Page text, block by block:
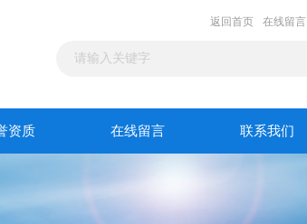
返回首页 在线留言
资质 在线留言 联系我们